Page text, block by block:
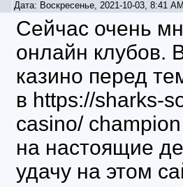
Дата: Воскресенье, 2021-10-03, 8:41
Сейчас очень
онлайн клубов.
казино перед
в https://sharks-
casino/
на настоящие
удачу на этом